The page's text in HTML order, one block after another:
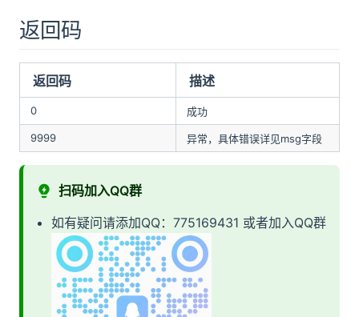
返回码
返回码 描述
0 成功
9999 异常，具体错误详见msg字段
扫码加入QQ群
如有疑问请添加QQ：775169431 或者加入QQ群